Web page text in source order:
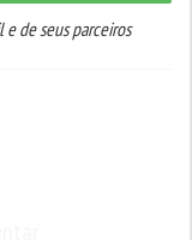
de seus parceiros